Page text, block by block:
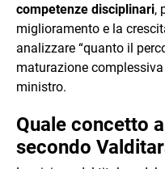
competenze disciplinari,
miglioramento e la
analizzare “quanto il
maturazione
ministro.
Quale concetto
secondo